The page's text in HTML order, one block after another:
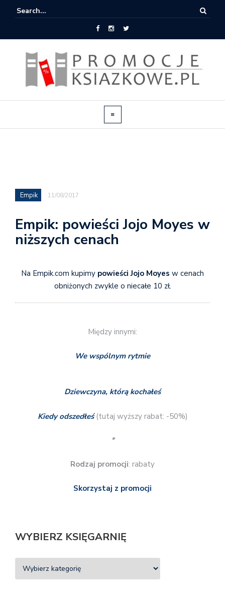
Empik 11/08/2017
Empik: powieści Jojo Moyes w
niższych cenach
Na Empik.com kupimy powieści Jojo Moyes w cenach
obniżonych zwykle o niecałe 10 zł.
Między innymi:
We wspólnym rytmie
Dziewczyna, którą kochałeś
Kiedy odszedłeś(tutaj wyższy rabat: -50%)
*
Rodzaj promocji: rabaty
Skorzystaj z promocji
WYBIERZ KSIĘGARNIĘ